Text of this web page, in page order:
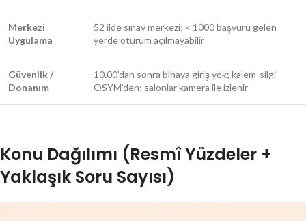
Merkezi
Uygulama
52 ilde sınav merkezi; < 1000 başvuru gelen
yerde oturum açılmayabilir
Güvenlik /
Donanım
10.00’dan sonra binaya giriş yok; kalem-silgi
ÖSYM’den; salonlar kamera ile izlenir
Konu Dağılımı (Resmî Yüzdeler +
Yaklaşık Soru Sayısı)